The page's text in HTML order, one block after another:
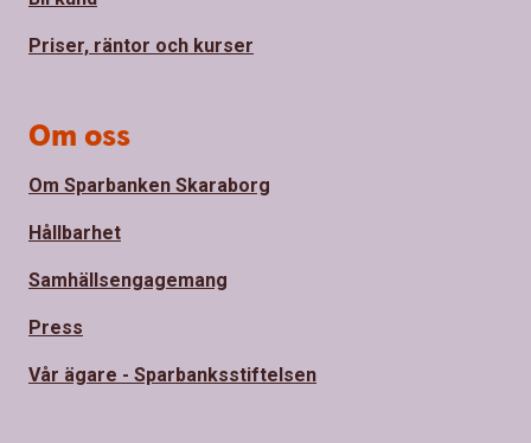
Priser, räntor och kurser
Om oss
Om Sparbanken Skaraborg
Hållbarhet
Samhällsengagemang
Press
Vår ägare - Sparbanksstiftelsen